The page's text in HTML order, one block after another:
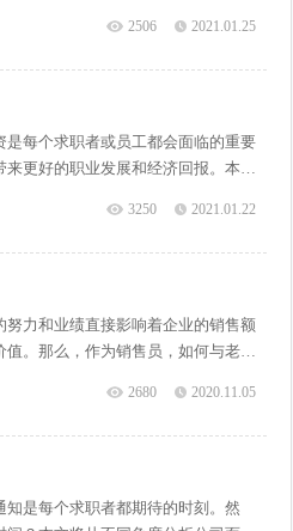
，并为谈
2506 2021.01.25
每个求职者或员工都会面临的重要
更好的职业发展和经济回报。本文
研行业
3250 2021.01.22
力和业绩直接影响着企业的销售额
。那么，作为销售员，如何与老板
括销
2680 2020.11.05
是每个求职者都期待的时刻。然